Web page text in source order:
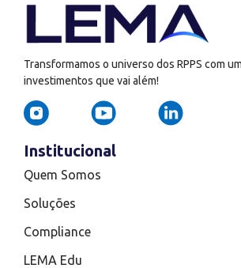
Transformamos o universo dos RPPS com
investimentos que vai além!
Institucional
Quem Somos
Soluções
Compliance
LEMA Edu